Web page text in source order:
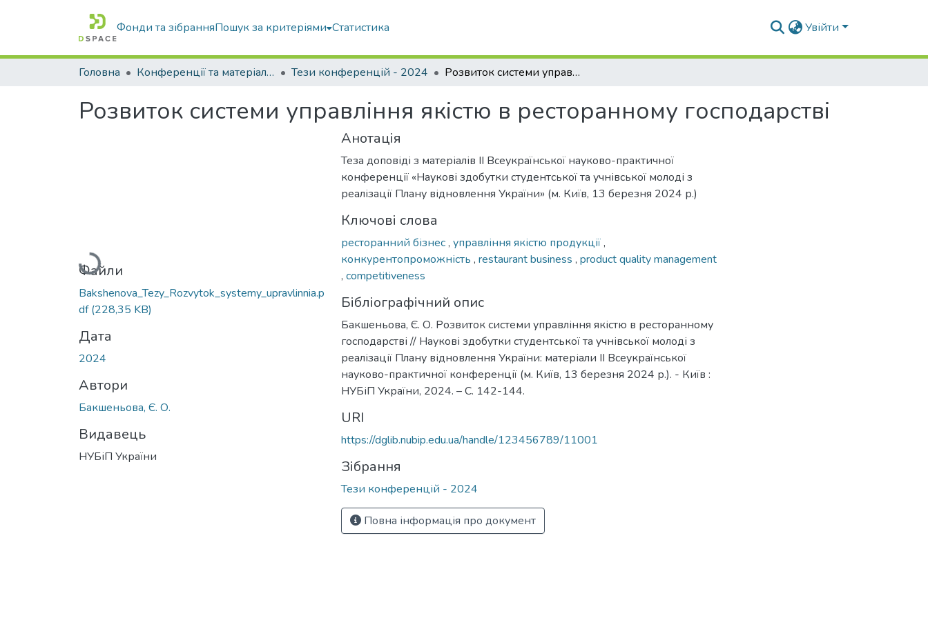
Фонди та зібранняПошук за критеріями Статистика Увійти
Головна Конференції та матеріали конференцій Тези конференцій - 2024 Розвиток системи управління якістю в ресторанному господарстві
Розвиток системи управління якістю в ресторанному господарстві
Вантажиться...
Файли
Bakshenova_Tezy_Rozvytok_systemy_upravlinnia.p
df(228,35 KB)
Дата
2024
Автори
Бакшеньова, Є. О.
Видавець
НУБіП України
Анотація
Теза доповіді з матеріалів ІІ Всеукраїнської науково-практичної
конференції «Наукові здобутки студентської та учнівської молоді з
реалізації Плану відновлення України» (м. Київ, 13 березня 2024 р.)
Ключові слова
ресторанний бізнес, управління якістю продукції,
конкурентопроможність , restaurant business , product quality management
, competitiveness
Бібліографічний опис
Бакшеньова, Є. О. Розвиток системи управління якістю в ресторанному
господарстві // Наукові здобутки студентської та учнівської молоді з
реалізації Плану відновлення України: матеріали ІІ Всеукраїнської
науково-практичної конференції (м. Київ, 13 березня 2024 р.). - Київ :
НУБіП України, 2024. – С. 142-144.
URI
https://dglib.nubip.edu.ua/handle/123456789/11001
Зібрання
Тези конференцій - 2024
Повна інформація про документ